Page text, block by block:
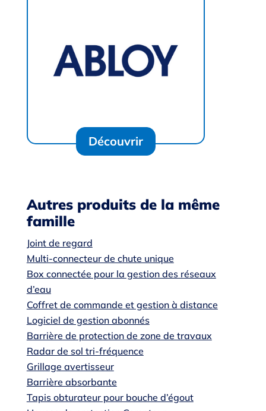
Découvrir
Autres produits de la même
famille
Joint de regard
Multi-connecteur de chute unique
Box connectée pour la gestion des réseaux
d’eau
Coffret de commande et gestion à distance
Logiciel de gestion abonnés
Barrière de protection de zone de travaux
Radar de sol tri-fréquence
Grillage avertisseur
Barrière absorbante
Tapis obturateur pour bouche d’égout